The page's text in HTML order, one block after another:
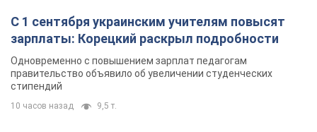
С 1 сентября украинским учителям повысят
зарплаты: Корецкий раскрыл подробности
Одновременно с повышением зарплат педагогам
правительство объявило об увеличении студенческих
стипендий
10 часов назад 9,5 т.